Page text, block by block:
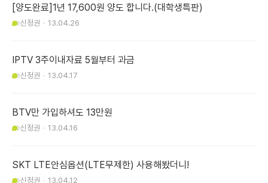
[양도완료]1년 17,600원 양도 합니다.(대학생특판)
신정권 13.04.26
IPTV 3주이내자료 5월부터 과금
신정권 13.04.17
BTV만 가입하셔도 13만원
신정권 13.04.16
SKT LTE안심옵션(LTE무제한) 사용해봤더니!
신정권 13.04.12